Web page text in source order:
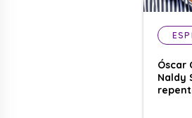
Óscar
Naldy